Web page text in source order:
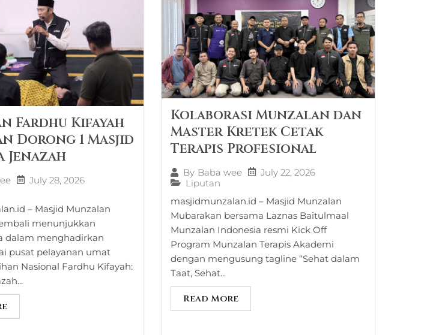
Fardhu Kifayah
Dorong 1 Masjid
Jenazah
July 28, 2026
– Masjid Munzalan
menunjukkan
dalam menghadirkan
pusat pelayanan umat
Nasional Fardhu Kifayah:
Kolaborasi Munzalan dan
Master Kretek Cetak
Terapis Profesional
By Baba wee
July 22, 2026
Liputan
masjidmunzalan.id – Masjid Munzalan
Mubarakan bersama Laznas Baitulmaal
Munzalan Indonesia resmi Kick Off
Program Munzalan Terapis Akademi
dengan mengusung tagline “Sehat dalam
Taat, Sehat...
Read More